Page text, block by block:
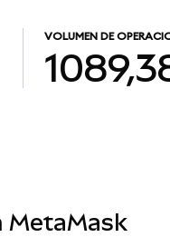
VOLUMEN DE
MetaMask